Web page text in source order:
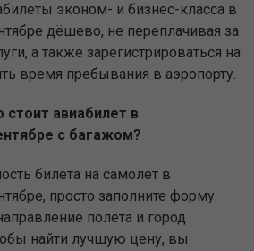
эконом- и бизнес-класса в
дёшево, не переплачивая за
а также зарегистрироваться на
время пребывания в аэропорту.
стоит авиабилет в
с багажом?
билета на самолёт в
просто заполните форму.
полёта и город
найти лучшую цену, вы